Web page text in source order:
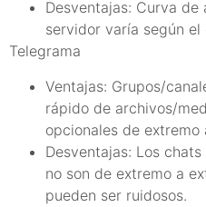
Desventajas: Curva
servidor varía según
Telegrama
Ventajas: Grupos/
rápido de archivos/
opcionales de extremo
Desventajas: Los
no son de extremo a
pueden ser ruidosos.